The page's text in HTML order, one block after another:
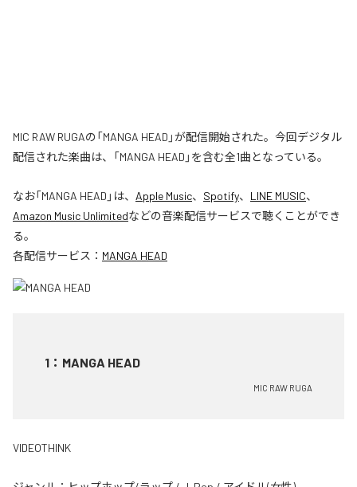
MIC RAW RUGAの「MANGA HEAD」が配信開始された。今回デジタル
配信された楽曲は、「MANGA HEAD」を含む全1曲となっている。
なお「MANGA HEAD 」は、 Apple Music、 Spotify、 LINE MUSIC、
Amazon Music Unlimitedなどの音楽配信サービスで聴くことができ
る。
各配信サービス： MANGA HEAD
1 ： MANGA HEAD
MIC RAW RUGA
VIDEOTHINK